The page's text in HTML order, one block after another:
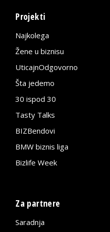
Projekti
Najkolega
Žene u biznisu
UticajnOdgovorno
Šta jedemo
30 ispod 30
Tasty Talks
BIZBendovi
BMW biznis liga
Bizlife Week
Za partnere
Saradnja